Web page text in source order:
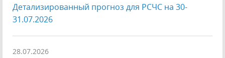
Детализированный прогноз для РСЧС на 30-
31.07.2026
28.07.2026